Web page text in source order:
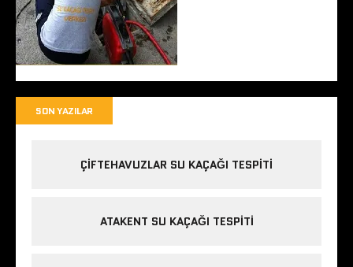
SON YAZILAR
ÇIFTEHAVUZLAR SU KAÇAĞI TESPITI
ATAKENT SU KAÇAĞI TESPITI